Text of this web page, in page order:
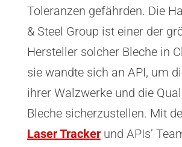
Toleranzen gefährden. Die
& Steel Group ist einer der
Hersteller solcher Bleche in
sie wandte sich an API, um
ihrer Walzwerke und die
Bleche sicherzustellen. Mit
Laser Trackerund APIs’